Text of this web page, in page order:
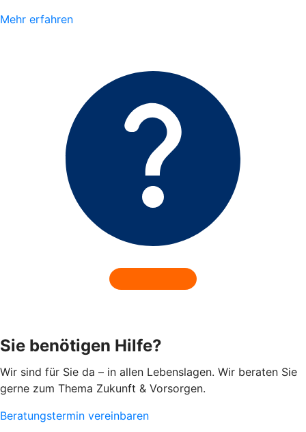
Mehr erfahren
Sie benötigen Hilfe?
Wir sind für Sie da – in allen Lebenslagen. Wir beraten Sie
gerne zum Thema Zukunft & Vorsorgen.
Beratungstermin vereinbaren